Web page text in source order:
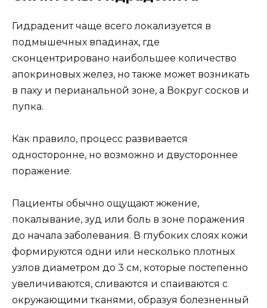
Гидраденит чаще всего локализуется в
подмышечных впадинах, где
сконцентрировано наибольшее количество
апокриновых желез, но также может возникать
в паху и перианальной зоне, а Вокруг сосков и
пупка.
Как правило, процесс развивается
односторонне, но возможно и двустороннее
поражение.
Пациенты обычно ощущают жжение,
покалывание, зуд или боль в зоне поражения
до начала заболевания. В глубоких слоях кожи
формируются одни или несколько плотных
узлов диаметром до 3 см, которые постепенно
увеличиваются, сливаются и спаиваются с
окружающими тканями, образуя болезненный